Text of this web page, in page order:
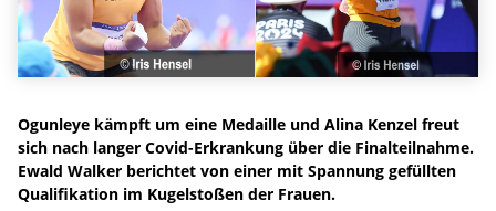
Ogunleye kämpft um eine Medaille und Alina Kenzel freut
sich nach langer Covid-Erkrankung über die Finalteilnahme.
Ewald Walker berichtet von einer mit Spannung gefüllten
Qualifikation im Kugelstoßen der Frauen.